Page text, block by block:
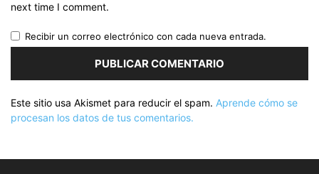
next time I comment.
Recibir un correo electrónico con cada nueva entrada.
Este sitio usa Akismet para reducir el spam. Aprende cómo se
procesan los datos de tus comentarios.